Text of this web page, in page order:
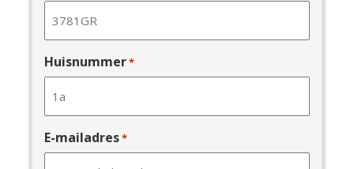
Huisnummer*
E-mailadres*